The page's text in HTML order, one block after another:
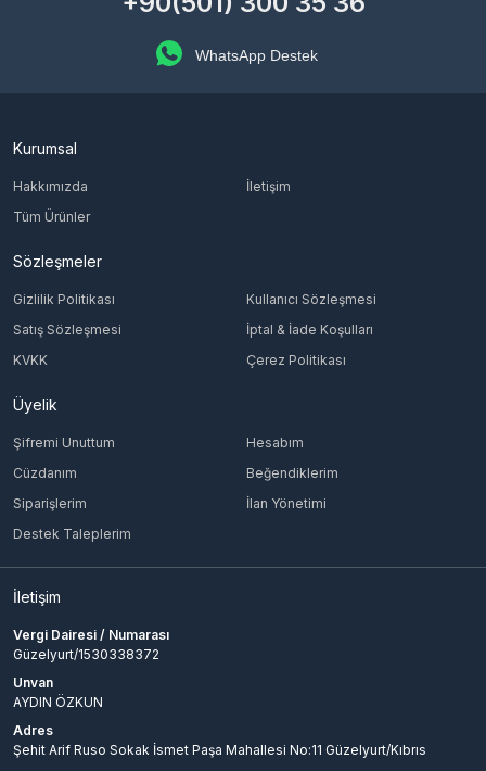
WhatsApp Destek
Kurumsal
Hakkımızda
İletişim
Tüm Ürünler
Sözleşmeler
Gizlilik Politikası
Kullanıcı Sözleşmesi
Satış Sözleşmesi
İptal & İade Koşulları
KVKK
Çerez Politikası
Üyelik
Şifremi Unuttum
Hesabım
Cüzdanım
Beğendiklerim
Siparişlerim
İlan Yönetimi
Destek Taleplerim
İletişim
Vergi Dairesi / Numarası
Güzelyurt/1530338372
Unvan
AYDIN ÖZKUN
Adres
Şehit Arif Ruso Sokak İsmet Paşa Mahallesi No:11 Güzelyurt/Kıbrıs